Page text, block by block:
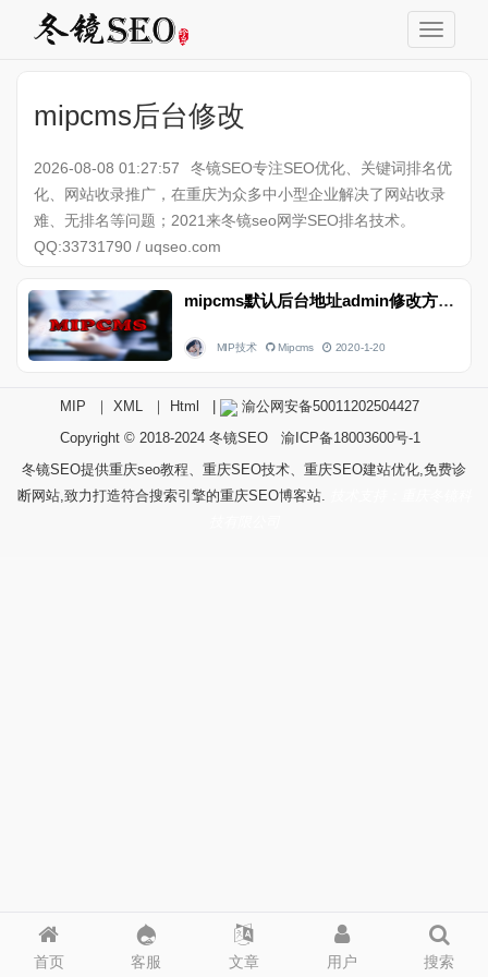
mipcms后台修改
2026-08-08 01:27:57
冬镜SEO专注SEO优化、关键词排名优
化、网站收录推广，在重庆为众多中小型企业解决了网站收录
难、无排名等问题；2021来冬镜seo网学SEO排名技术。
QQ:33731790 / uqseo.com
mipcms默认后台地址admin修改方法
MIP技术 Mipcms 2020-1-20
首页 客服 文章 用户 搜索
MIP ｜ XML ｜ Html
渝公网安备50011202504427
Copyright © 2018-2024 冬镜SEO
渝ICP备18003600号-1
冬镜SEO提供重庆seo教程、重庆SEO技术、重庆SEO建站优化,免费诊
断网站,致力打造符合搜索引擎的重庆SEO博客站.